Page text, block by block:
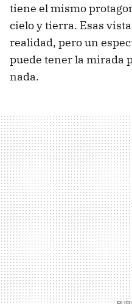
tiene el mismo
cielo y tierra. Esas
realidad, pero un
puede tener la mirada
nada.